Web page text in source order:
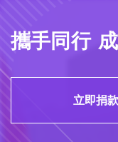
攜手同行
立即捐款